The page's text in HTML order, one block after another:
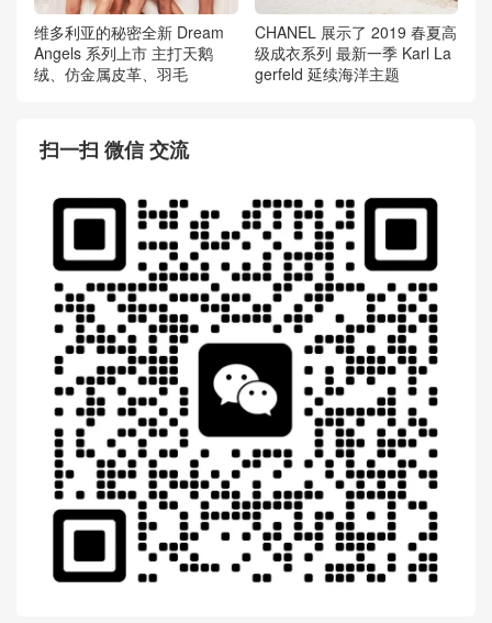
维多利亚的秘密全新 Dream
Angels 系列上市 主打天鹅
绒、仿金属皮革、羽毛
CHANEL 展示了 2019 春夏高
级成衣系列 最新一季 Karl La
gerfeld 延续海洋主题
扫一扫 微信 交流